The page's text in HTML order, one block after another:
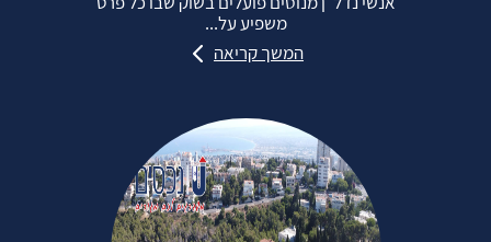
משפיע על...
המשך קריאה